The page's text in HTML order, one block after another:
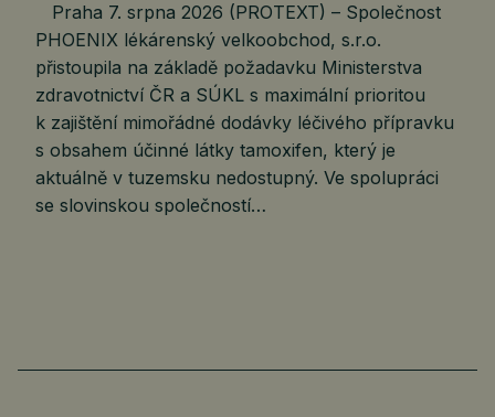
Praha 7. srpna 2026 (PROTEXT) – Společnost
PHOENIX lékárenský velkoobchod, s.r.o.
přistoupila na základě požadavku Ministerstva
zdravotnictví ČR a SÚKL s maximální prioritou
k zajištění mimořádné dodávky léčivého přípravku
s obsahem účinné látky tamoxifen, který je
aktuálně v tuzemsku nedostupný. Ve spolupráci
se slovinskou společností…